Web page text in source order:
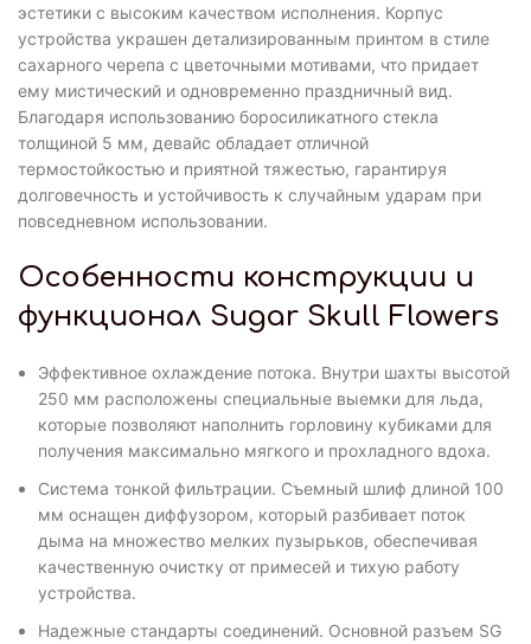
эстетики с высоким качеством исполнения. Корпус
устройства украшен детализированным принтом в стиле
сахарного черепа с цветочными мотивами, что придает
ему мистический и одновременно праздничный вид.
Благодаря использованию боросиликатного стекла
толщиной 5 мм, девайс обладает отличной
термостойкостью и приятной тяжестью, гарантируя
долговечность и устойчивость к случайным ударам при
повседневном использовании.
Особенности конструкции и
функционал Sugar Skull Flowers
Эффективное охлаждение потока. Внутри шахты высотой
250 мм расположены специальные выемки для льда,
которые позволяют наполнить горловину кубиками для
получения максимально мягкого и прохладного вдоха.
Система тонкой фильтрации. Съемный шлиф длиной 100
мм оснащен диффузором, который разбивает поток
дыма на множество мелких пузырьков, обеспечивая
качественную очистку от примесей и тихую работу
устройства.
Надежные стандарты соединений. Основной разъем SG